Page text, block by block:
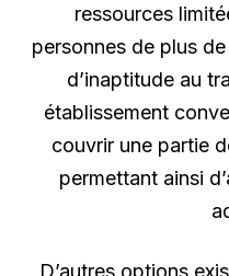
ressources
personnes de plus
d’inaptitude au
établissement
couvrir une partie
permettant ainsi
D’autres options